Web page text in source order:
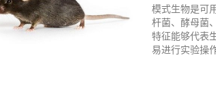
模式生物是可
杆菌、酵母菌
特征能够代表
易进行实验操